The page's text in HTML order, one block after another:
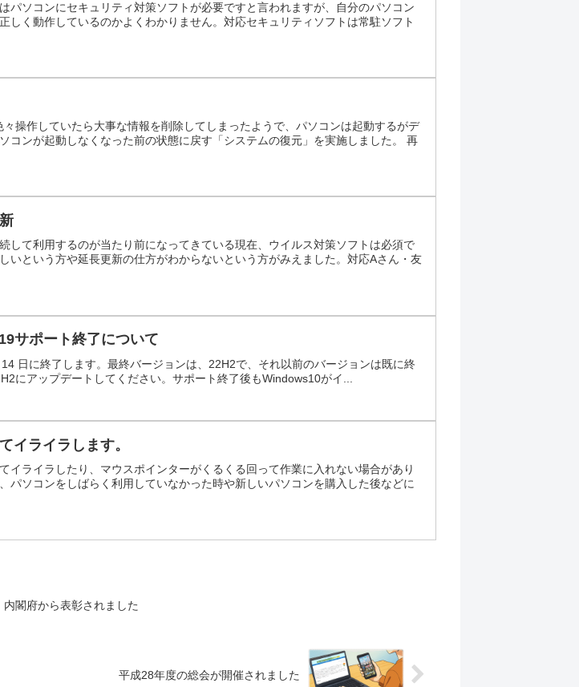
パソコンにセキュリティ対策ソフトが必要ですと言われますが、自分のパソコン
しく動作しているのかよくわかりません。対応セキュリティソフトは常駐ソフト
操作していたら大事な情報を削除してしまったようで、パソコンは起動するがデ
コンが起動しなくなった前の状態に戻す「システムの復元」を実施しました。 再
して利用するのが当たり前になってきている現在、ウイルス対策ソフトは必須で
いという方や延長更新の仕方がわからないという方がみえました。対応Aさん・友
サポート終了について
日に終了します。最終バージョンは、22H2で、それ以前のバージョンは既に終
にアップデートしてください。サポート終了後もWindows10がイ...
イライラします。
イライラしたり、マウスポインターがくるくる回って作業に入れない場合があり
パソコンをしばらく利用していなかった時や新しいパソコンを購入した後などに
閣府から表彰されました
平成28年度の総会が開催されました